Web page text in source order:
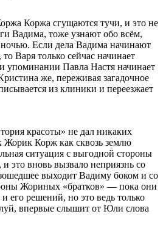
Коржа сгущаются тучи, и это не
Вадима, тоже узнают обо всём,
Если дела Вадима начинают
Варя только сейчас начинает
упоминании Павла Настя начинает
же, переживая загадочное
из клиники и переезжает
красоты» не дал никаких
Жорик Корж как сквозь землю
ситуация с выгодной стороны
это вновь вызвало неприязнь со
выходит Вадиму боком и со
Жориных «братков» — пока они
его решений, но это ведь только
впервые слышит от Юли слова